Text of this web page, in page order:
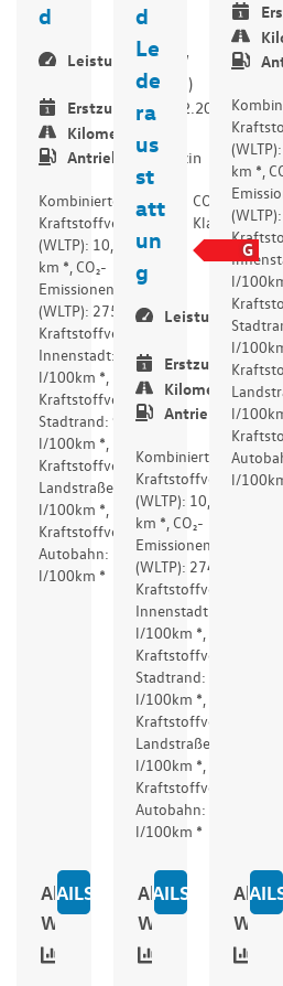
d
Leistung
125 kW
(170 PS)
Erstzulassung 02.2026
Kilometer
Antriebsart Benzin
Kombinierter
Kraftstoffverbrauch
(WLTP): 10,5 l/100
km *, CO₂-
Emissionen komb.
(WLTP): 275 g/km *,
Kraftstoffverbrauch
Innenstadt: 11,6
l/100km *,
Kraftstoffverbrauch
Stadtrand: 9,5
l/100km *,
Kraftstoffverbrauch
Landstraße: 8,8
l/100km *,
Kraftstoffverbrauch
Autobahn: 12,2
l/100km *
CO₂-
Klasse
G
Alle
Werte
DETAILSZU WESTFALIA
d
Le
de
ra
us
st
att
un
g
Leistung
125
(170
Erstzulassung
Kilometer 50
Antriebsart
Kombinierter
Kraftstoffverbrauch
(WLTP): 10,4 l/100
km *, CO₂-
Emissionen komb.
(WLTP): 274 g/km *,
Kraftstoffverbrauch
Innenstadt: 11,5
l/100km *,
Kraftstoffverbrauch
Stadtrand: 9,5
l/100km *,
Kraftstoffverbrauch
Landstraße: 8,7
l/100km *,
Kraftstoffverbrauch
Autobahn: 12,1
l/100km *
Alle
Werte
DETAILS
ZU
km *,
l/
l/
l/
l/
Alle
Werte
DETAILS